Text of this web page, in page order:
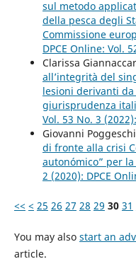
sul metodo
della pesca degli
Commissione
DPCE Online: Vol.
Clarissa
all’integrità del
lesioni derivanti
giurisprudenza
Vol. 53 No. 3
Giovanni
di fronte alla crisi
autonómico” per la
2 (2020): DPCE
<< < 25 26 27 28 29 30 31
You may also start an
article.